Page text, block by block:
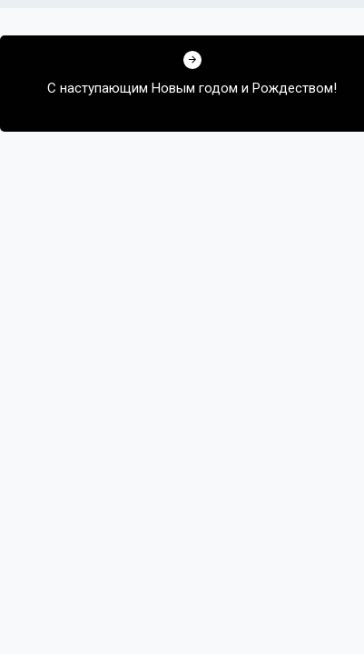
С наступающим Новым годом и Рождеством!